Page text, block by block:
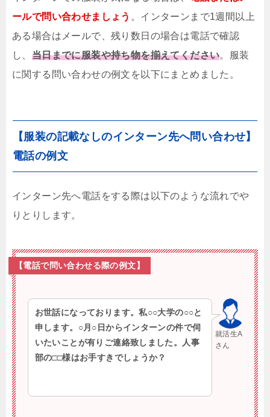
ールで問い合わせましょう 。インターンまで1週間以上
ある場合はメールで、残り数日の場合は電話で確認
し、 当日までに服装や持ち物を揃えてください。服装
に関する問い合わせの例文を以下にまとめました。
【服装の記載なしのインターン先へ問い合わせ】
電話の例文
インターン先へ電話をする際は以下のような流れでや
りとりします。
【電話で問い合わせる際の例文】
就活生A
さん
お世話になっております。私○○大学の○○と
申します。○月○日からインターンの件で伺
いたいことが有りご連絡致しました。人事
部の□□様はお手すきでしょうか？